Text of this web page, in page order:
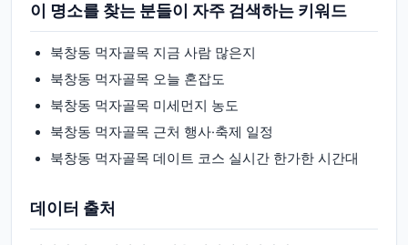
이 명소를 찾는 분들이 자주 검색하는 키워드
북창동 먹자골목 지금 사람 많은지
북창동 먹자골목 오늘 혼잡도
북창동 먹자골목 미세먼지 농도
북창동 먹자골목 근처 행사·축제 일정
북창동 먹자골목 데이트 코스 실시간 한가한 시간대
데이터 출처